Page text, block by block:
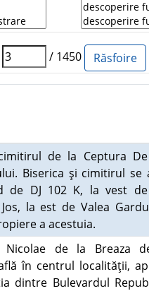
/ 1450
de la Ceptura
Biserica şi cimitirul se
de DJ 102 K, la vest
la est de Valea
a acestuia.
Nicolae de la Breaza
în centrul localităţii,
dintre Bulevardul